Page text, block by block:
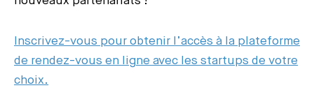
Inscrivez-vous pour obtenir l’accès à la plateforme
de rendez-vous en ligne avec les startups de votre
choix.